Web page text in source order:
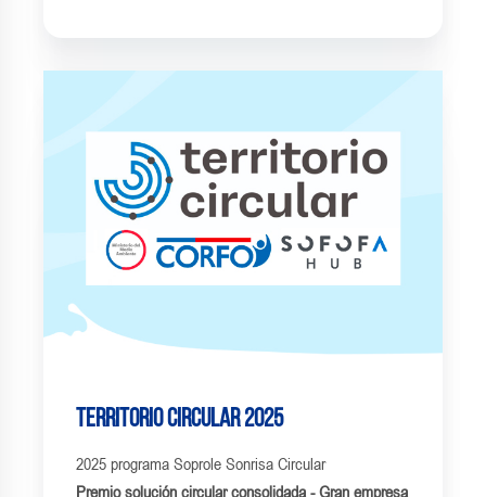
Territorio Circular 2025
2025 programa Soprole Sonrisa Circular
Premio solución circular consolidada - Gran empresa